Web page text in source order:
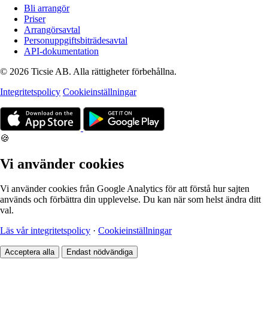
Bli arrangör
Priser
Arrangörsavtal
Personuppgiftsbiträdesavtal
API-dokumentation
© 2026 Ticsie AB. Alla rättigheter förbehållna.
Integritetspolicy Cookieinställningar
🍪
Vi använder cookies
Vi använder cookies från Google Analytics för att förstå hur sajten
används och förbättra din upplevelse. Du kan när som helst ändra ditt
val.
Läs vår integritetspolicy · Cookieinställningar
Acceptera alla Endast nödvändiga